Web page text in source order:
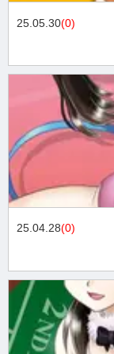
25.05.30(0)
25.04.28(0)